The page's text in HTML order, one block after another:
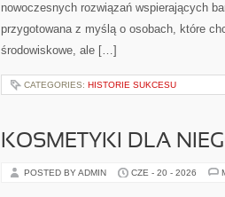
nowoczesnych rozwiązań wspierających
przygotowana z myślą o osobach, które
środowiskowe, ale […]
CATEGORIES: HISTORIE SUKCESU
KOSMETYKI DLA
POSTED BY ADMIN CZE - 20 - 2026